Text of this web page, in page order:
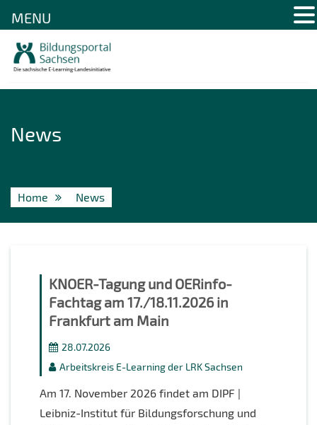
News
Home News
KNOER-Tagung und OERinfo-
Fachtag am 17./18.11.2026 in
Frankfurt am Main
28.07.2026
Arbeitskreis E-Learning der LRK Sachsen
Am 17. November 2026 findet am DIPF |
Leibniz-Institut für Bildungsforschung und
MENU